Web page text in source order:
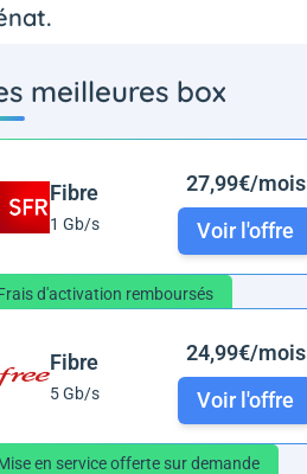
meilleures box
Fibre
1 Gb/s
27,99€/mois
Voir l'offre
d'activation remboursés
Fibre
5 Gb/s
24,99€/mois
Voir l'offre
en service offerte sur demande